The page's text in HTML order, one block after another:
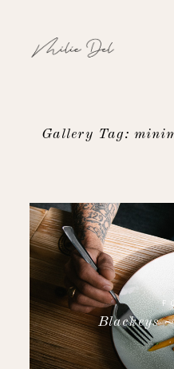
WORK
ABOUT
CONTACT
Gallery Tag:
Blackeys